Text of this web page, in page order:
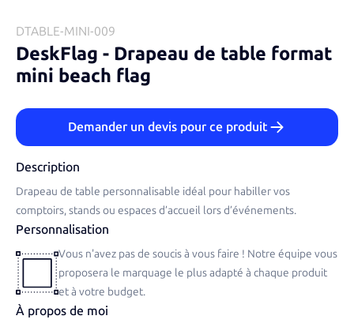
DTABLE-MINI-009
DeskFlag - Drapeau de table format
mini beach flag
Demander un devis pour ce produit
Description
Drapeau de table personnalisable idéal pour habiller vos
comptoirs, stands ou espaces d’accueil lors d’événements.
Personnalisation
Vous n'avez pas de soucis à vous faire ! Notre équipe vous
proposera le marquage le plus adapté à chaque produit
et à votre budget.
À propos de moi